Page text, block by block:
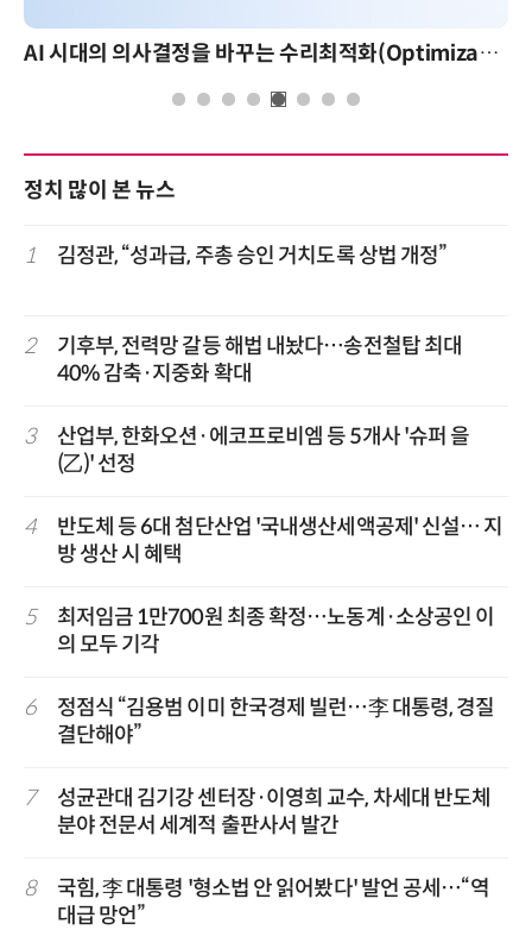
AI 시대의 의사결정을 바꾸는 수리최적화(Optimization): 실제 산업 적용 사례와 활용 전략
정치 많이 본 뉴스
1 김정관, “성과급, 주총 승인 거치도록 상법 개정”
2
기후부, 전력망 갈등 해법 내놨다…송전철탑 최대
40% 감축·지중화 확대
3
산업부, 한화오션·에코프로비엠 등 5개사 '슈퍼 을
(乙)' 선정
4
반도체 등 6대 첨단산업 '국내생산세액공제' 신설… 지
방 생산 시 혜택
5
최저임금 1만700원 최종 확정…노동계·소상공인 이
의 모두 기각
6
정점식 “김용범 이미 한국경제 빌런…李 대통령, 경질
결단해야”
7
성균관대 김기강 센터장·이영희 교수, 차세대 반도체
분야 전문서 세계적 출판사서 발간
8
국힘, 李 대통령 '형소법 안 읽어봤다' 발언 공세…“역
대급 망언”